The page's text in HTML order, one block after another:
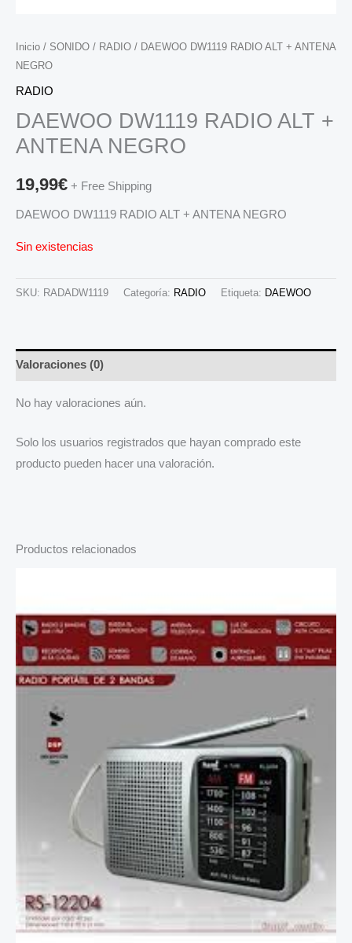
Inicio / SONIDO / RADIO / DAEWOO DW1119 RADIO ALT + ANTENA
NEGRO
RADIO
DAEWOO DW1119 RADIO ALT +
ANTENA NEGRO
19,99€ + Free Shipping
DAEWOO DW1119 RADIO ALT + ANTENA NEGRO
Sin existencias
SKU: RADADW1119 Categoría: RADIO Etiqueta: DAEWOO
Valoraciones (0)
No hay valoraciones aún.
Solo los usuarios registrados que hayan comprado este
producto pueden hacer una valoración.
Productos relacionados